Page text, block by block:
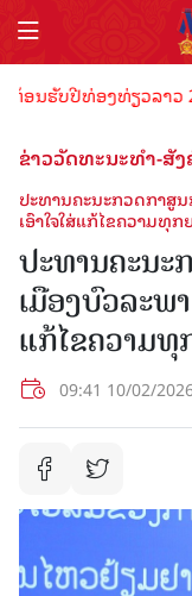
ບປີທ່ອງທ່ຽວລາວ
ຂ່າວວັດທະນະທຳ-ສັ
ປະທານຄະນະກວດກາສູ
ເອົາໃຈໃສ່ແກ້ໄຂຄວາມທຸ
ປະທານຄະນະ
ເມືອງບົວລະພ
ແກ້ໄຂຄວາມ
09:41 10/02/